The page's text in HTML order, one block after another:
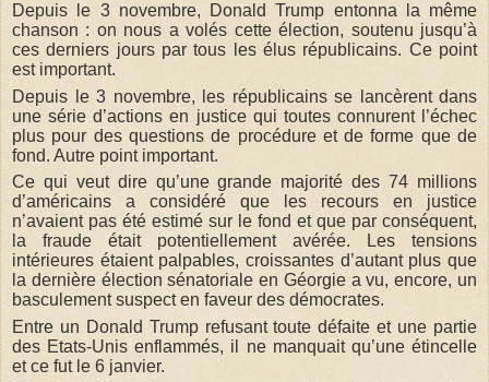
Depuis le 3 novembre, Donald Trump entonna la même
chanson : on nous a volés cette élection, soutenu jusqu’à
ces derniers jours par tous les élus républicains. Ce point
est important.
Depuis le 3 novembre, les républicains se lancèrent dans
une série d’actions en justice qui toutes connurent l’échec
plus pour des questions de procédure et de forme que de
fond. Autre point important.
Ce qui veut dire qu’une grande majorité des 74 millions
d’américains a considéré que les recours en justice
n’avaient pas été estimé sur le fond et que par conséquent,
la fraude était potentiellement avérée. Les tensions
intérieures étaient palpables, croissantes d’autant plus que
la dernière élection sénatoriale en Géorgie a vu, encore, un
basculement suspect en faveur des démocrates.
Entre un Donald Trump refusant toute défaite et une partie
des Etats-Unis enflammés, il ne manquait qu’une étincelle
et ce fut le 6 janvier.